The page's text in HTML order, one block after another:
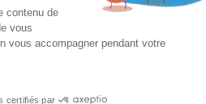
SSL
contenu de
vous
vous accompagner pendant votre
certifiés par